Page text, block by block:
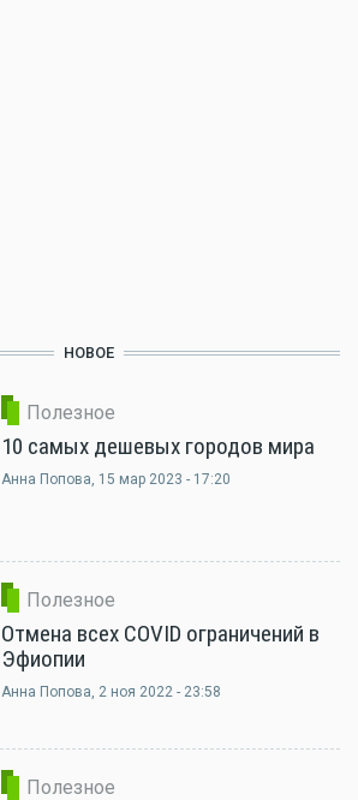
НОВОЕ
Полезное
10 самых дешевых городов мира
Анна Попова, 15 мар 2023 - 17:20
Полезное
Отмена всех COVID ограничений в
Эфиопии
Анна Попова, 2 ноя 2022 - 23:58
Полезное